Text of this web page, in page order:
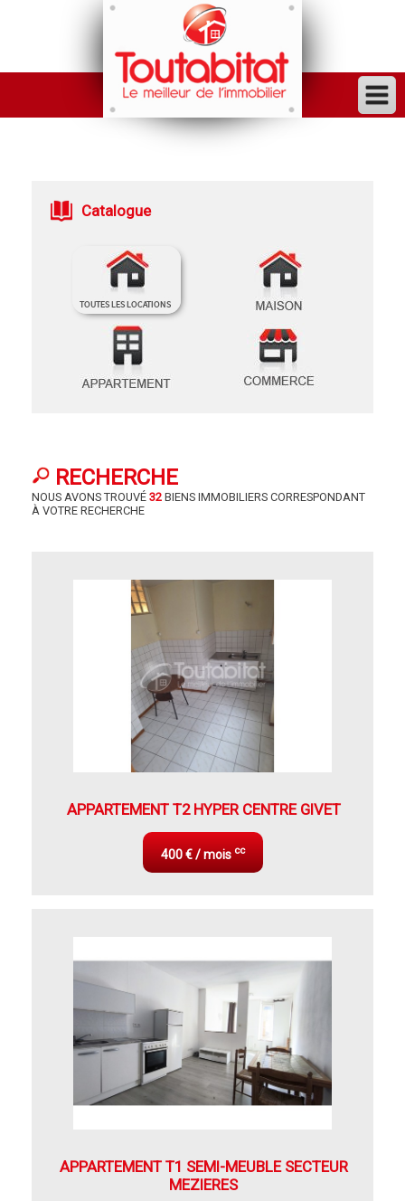
ACHETER
INVESTISSEUR
MES FAVORIS
Catalogue
RECHERCHE
NOUS AVONS TROUVÉ 32 BIENS IMMOBILIERS CORRESPONDANT
À VOTRE RECHERCHE
APPARTEMENT T2 HYPER CENTRE GIVET
400 € / mois cc
APPARTEMENT T1 SEMI-MEUBLE SECTEUR
MEZIERES